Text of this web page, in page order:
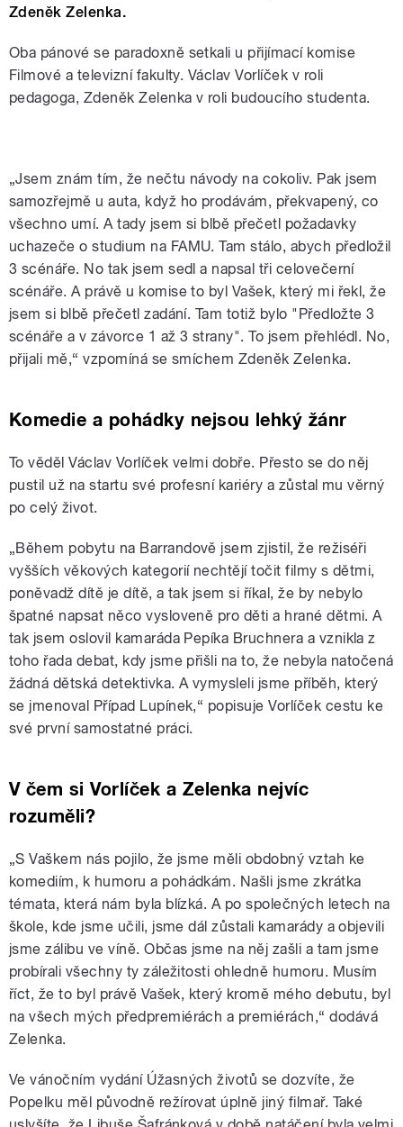
Zdeněk Zelenka.
Oba pánové se paradoxně setkali u přijímací komise
Filmové a televizní fakulty. Václav Vorlíček v roli
pedagoga, Zdeněk Zelenka v roli budoucího studenta.
„Jsem znám tím, že nečtu návody na cokoliv. Pak jsem
samozřejmě u auta, když ho prodávám, překvapený, co
všechno umí. A tady jsem si blbě přečetl požadavky
uchazeče o studium na FAMU. Tam stálo, abych předložil
3 scénáře. No tak jsem sedl a napsal tři celovečerní
scénáře. A právě u komise to byl Vašek, který mi řekl, že
jsem si blbě přečetl zadání. Tam totiž bylo "Předložte 3
scénáře a v závorce 1 až 3 strany". To jsem přehlédl. No,
přijali mě,“ vzpomíná se smíchem Zdeněk Zelenka.
Komedie a pohádky nejsou lehký žánr
To věděl Václav Vorlíček velmi dobře. Přesto se do něj
pustil už na startu své profesní kariéry a zůstal mu věrný
po celý život.
„Během pobytu na Barrandově jsem zjistil, že režiséři
vyšších věkových kategorií nechtějí točit filmy s dětmi,
poněvadž dítě je dítě, a tak jsem si říkal, že by nebylo
špatné napsat něco vysloveně pro děti a hrané dětmi. A
tak jsem oslovil kamaráda Pepíka Bruchnera a vznikla z
toho řada debat, kdy jsme přišli na to, že nebyla natočená
žádná dětská detektivka. A vymysleli jsme příběh, který
se jmenoval Případ Lupínek,“ popisuje Vorlíček cestu ke
své první samostatné práci.
V čem si Vorlíček a Zelenka nejvíc
rozuměli?
„S Vaškem nás pojilo, že jsme měli obdobný vztah ke
komediím, k humoru a pohádkám. Našli jsme zkrátka
témata, která nám byla blízká. A po společných letech na
škole, kde jsme učili, jsme dál zůstali kamarády a objevili
jsme zálibu ve víně. Občas jsme na něj zašli a tam jsme
probírali všechny ty záležitosti ohledně humoru. Musím
říct, že to byl právě Vašek, který kromě mého debutu, byl
na všech mých předpremiérách a premiérách,“ dodává
Zelenka.
Ve vánočním vydání Úžasných životů se dozvíte, že
Popelku měl původně režírovat úplně jiný filmař. Také